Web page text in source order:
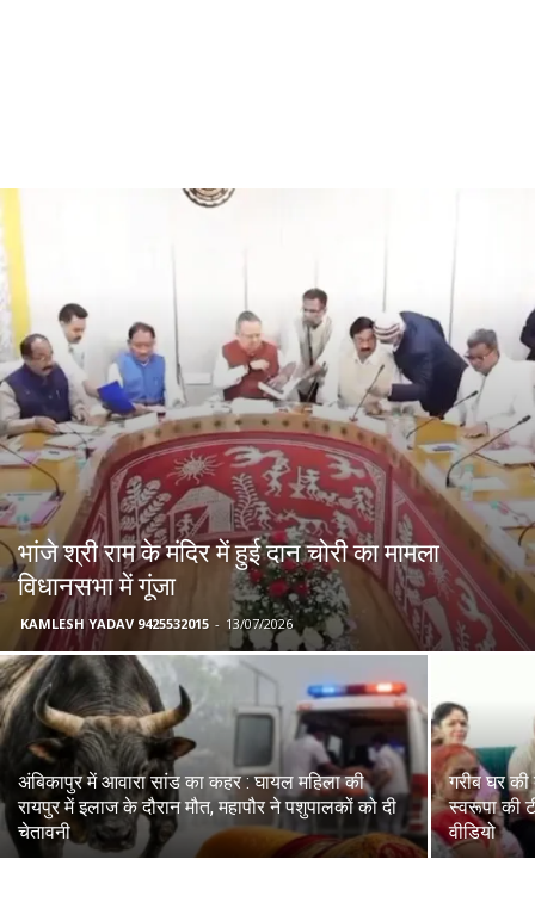
भांजे श्री राम के मंदिर में हुई दान चोरी का मामला
विधानसभा में गूंजा
KAMLESH YADAV 9425532015 - 13/07/2026
अंबिकापुर में आवारा सांड का कहर : घायल महिला की
रायपुर में इलाज के दौरान मौत, महापौर ने पशुपालकों को दी
चेतावनी
गरीब घर की
स्वरूपा की
वीडियो